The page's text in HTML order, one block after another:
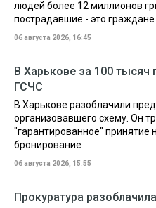
людей более 12 миллионов
пострадавшие - это граждане
06 августа 2026, 16:45
В Харькове за 100
ГСЧС
В Харькове разоблачили
организовавшего схему. Он
"гарантированное"
бронирование
06 августа 2026, 15:55
Прокуратура